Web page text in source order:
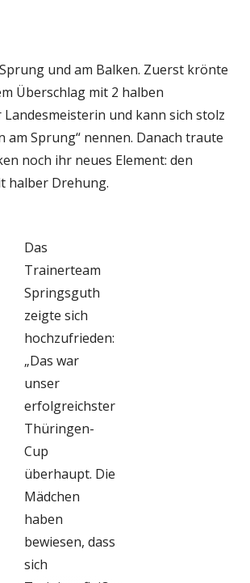
und am Balken. Zuerst krönte
Überschlag mit 2 halben
und kann sich stolz
am Sprung“ nennen. Danach traute
noch ihr neues Element: den
halber Drehung.
Das
Trainerteam
Springsguth
zeigte sich
hochzufrieden:
„Das war
unser
erfolgreichster
Thüringen-
Cup
überhaupt. Die
Mädchen
haben
bewiesen, dass
sich